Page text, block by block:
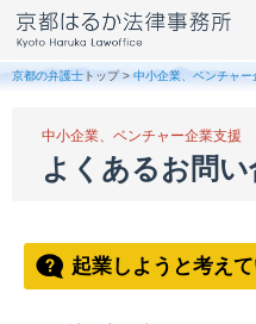
京都の弁護士 トップ > 中小企業、ベンチャー
中小企業、ベンチャー企業支援
よくあるお問
起業しようと考え